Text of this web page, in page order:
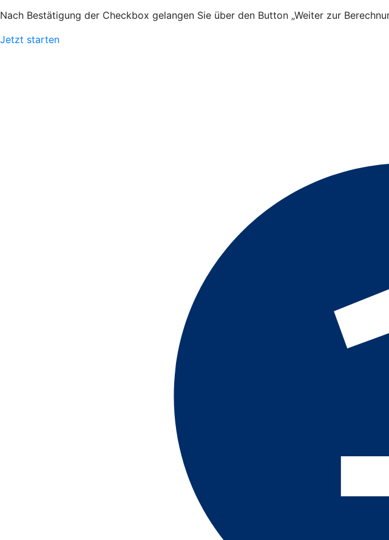
Nach Bestätigung der Checkbox gelangen Sie über den Button „Weiter zur
Jetzt starten